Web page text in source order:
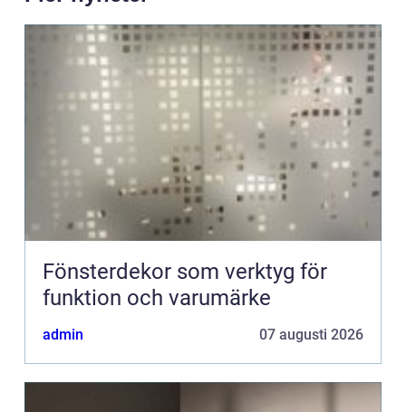
Fönsterdekor som verktyg för
funktion och varumärke
admin 07 augusti 2026